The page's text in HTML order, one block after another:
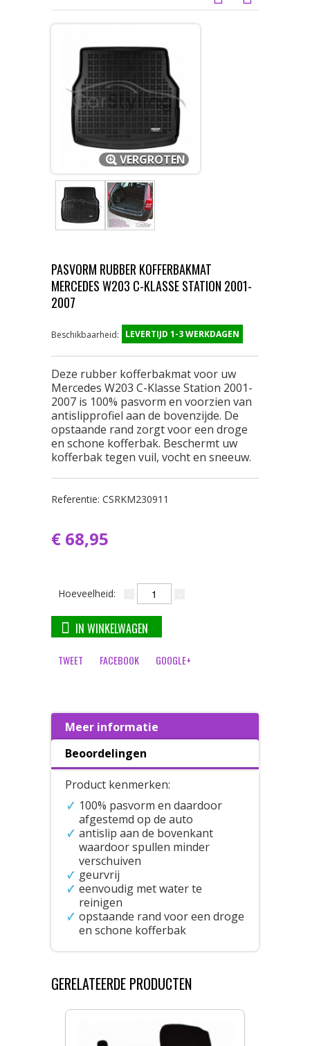
VERGROTEN
PASVORM RUBBER KOFFERBAKMAT
MERCEDES W203 C-KLASSE STATION 2001-
2007
Beschikbaarheid: LEVERTIJD 1-3 WERKDAGEN
Deze rubber kofferbakmat voor uw
Mercedes W203 C-Klasse Station 2001-
2007 is 100% pasvorm en voorzien van
antislipprofiel aan de bovenzijde. De
opstaande rand zorgt voor een droge
en schone kofferbak. Beschermt uw
kofferbak tegen vuil, vocht en sneeuw.
Referentie: CSRKM230911
€ 68,95
Hoeveelheid:
IN WINKELWAGEN
TWEET FACEBOOK GOOGLE+
Meer informatie
Beoordelingen
Product kenmerken:
100% pasvorm en daardoor
afgestemd op de auto
antislip aan de bovenkant
waardoor spullen minder
verschuiven
geurvrij
eenvoudig met water te
reinigen
opstaande rand voor een droge
en schone kofferbak
GERELATEERDE PRODUCTEN